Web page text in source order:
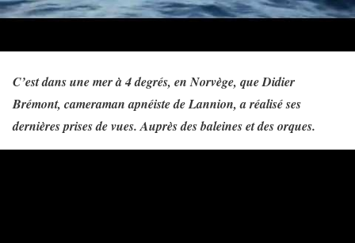
C’est dans une mer à 4 degrés, en Norvège, que Didier
Brémont, cameraman apnéiste de Lannion, a réalisé ses
dernières prises de vues. Auprès des baleines et des orques.